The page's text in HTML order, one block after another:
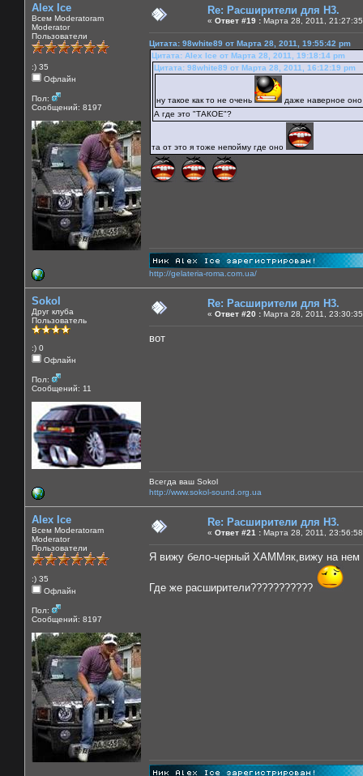
Alex Ice
Всем Moderatoram
Moderator
Пользователи
:) 35
Офлайн
Пол:
Сообщений: 8197
Re: Расширители для Н3.
« Ответ #19 : Марта 28, 2011,
Цитата: 98white89 от Марта 28, 2011, 19:55:42 pm
Цитата: Alex Ice от Марта 28, 2011, 19:18:14 pm
Цитата: 98white89 от Марта 28, 2011, 16:12:19 pm
ну такое как то не очень
даже наверное
А где это "ТАКОЕ"?
та от это я тоже непойму где оно
http://gelateria-roma.com.ua/
Sokol
Друг клуба
Пользователь
:) 0
Офлайн
Пол:
Сообщений: 11
Re: Расширители для Н3.
« Ответ #20 : Марта 28, 2011,
вот
Всегда ваш Sokol
http://www.sokol-sound.org.ua
Alex Ice
Всем Moderatoram
Moderator
Пользователи
:) 35
Офлайн
Пол:
Сообщений: 8197
Re: Расширители для Н3.
« Ответ #21 : Марта 28, 2011,
Я вижу бело-черный ХАММяк,вижу на нем
Где же расширители???????????